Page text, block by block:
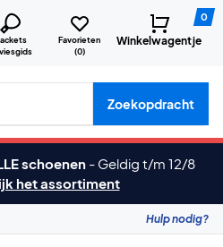
Favorieten
(0)
0
Winkelwagentje
merken etc.
Zoekopdracht
schoenen - Geldig t/m 12/8
het assortiment
Hulp nodig?